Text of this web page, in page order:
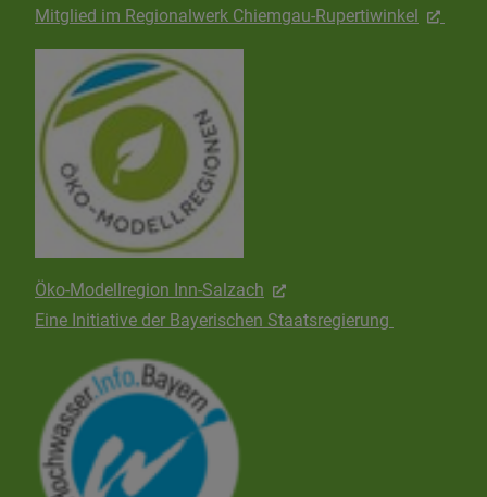
Mitglied im Regionalwerk Chiemgau-Rupertiwinkel
Öko-Modellregion Inn-Salzach
Eine Initiative der Bayerischen Staatsregierung